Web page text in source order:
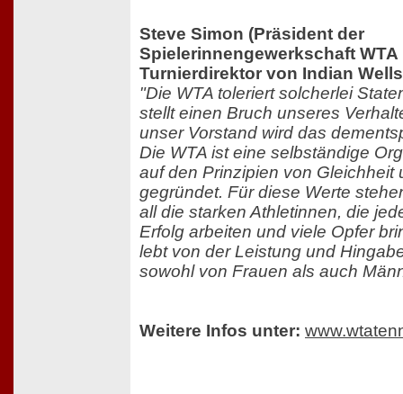
Steve Simon (Präsident der
Spielerinnengewerkschaft
Turnierdirektor von Indian
"Die WTA toleriert solcherlei
stellt einen Bruch unseres
unser Vorstand wird das
Die WTA ist eine selbständige
auf den Prinzipien von Gleichheit
gegründet. Für diese Werte
all die starken Athletinnen, die
Erfolg arbeiten und viele Opfer
lebt von der Leistung und
sowohl von Frauen als auch
Weitere Infos unter: